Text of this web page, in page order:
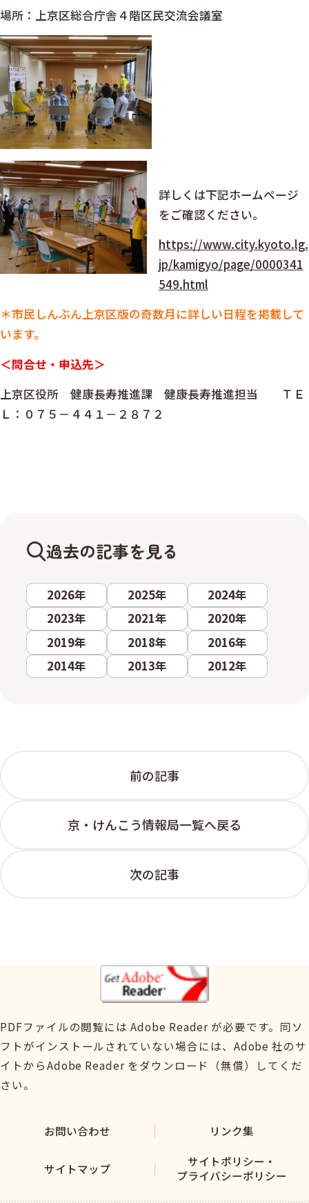
場所：上京区総合庁舎４階区民交流会議室
詳しくは下記ホームページ
をご確認ください。
https://www.city.kyoto.lg.
jp/kamigyo/page/0000341
549.html
＊市民しんぶん上京区版の奇数月に詳しい日程を掲載して
います。
＜問合せ・申込先＞
上京区役所 健康長寿推進課 健康長寿推進担当 ＴＥ
Ｌ：０７５－４４１－２８７２
過去の記事を見る
2026年 2025年
2024年
2023年
2021年
2020年
2019年
2018年
2016年
2014年
2013年 2012年
前の記事
京・けんこう情報局一覧へ戻る
次の記事
PDFファイルの閲覧には Adobe Reader が必要です。同ソ
フトがインストールされていない場合には、Adobe 社のサ
イトからAdobe Reader をダウンロード（無償）してくだ
さい。
お問い合わせ リンク集
サイトマップ
サイトポリシー・
プライバシーポリシー